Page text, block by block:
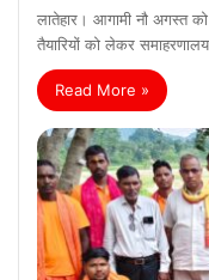
तैयारियों को लेकर